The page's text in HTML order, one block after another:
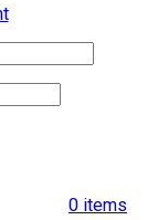
0 items